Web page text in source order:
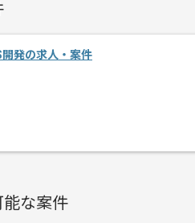
よいサービスの提供を目指して、
開発の求人・案件
能な案件